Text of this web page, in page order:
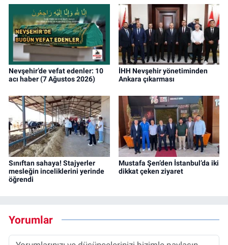
Nevşehir’de vefat edenler: 10
acı haber (7 Ağustos 2026)
İHH Nevşehir yönetiminden
Ankara çıkarması
Sınıftan sahaya! Stajyerler
mesleğin inceliklerini yerinde
öğrendi
Mustafa Şen’den İstanbul’da iki
dikkat çeken ziyaret
Yorumlar